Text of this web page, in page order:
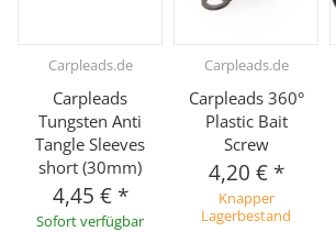
Carpleads.de
Carpleads
Tungsten Anti
Tangle Sleeves
short (30mm)
4,45 € *
Sofort verfügbar
Carpleads.de
Carpleads 360°
Plastic Bait
Screw
4,20 € *
Knapper
Lagerbestand